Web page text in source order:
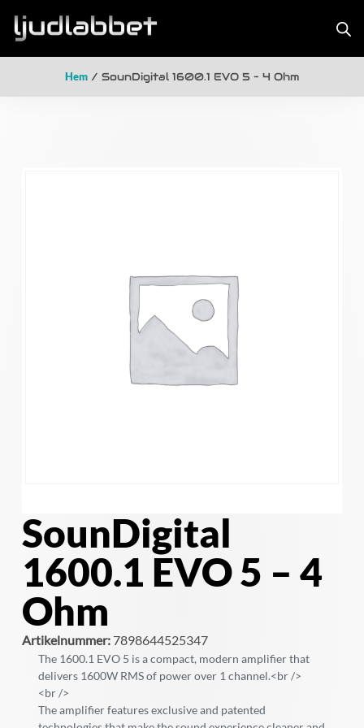
Hem / SounDigital 1600.1 EVO 5 – 4 Ohm
SounDigital
1600.1 EVO 5 – 4
Ohm
Artikelnummer:7898644525347
The 1600.1 EVO 5 is a compact, modern amplifier that
delivers 1600W RMS of power over 1 channel.<br />
<br />
The amplifier features exclusive and patented